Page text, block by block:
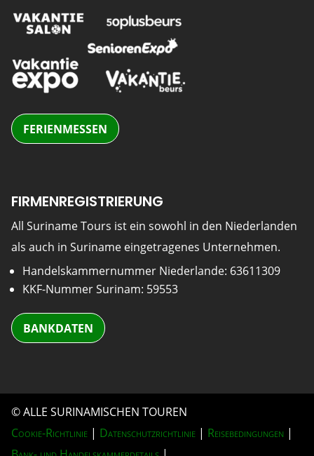
FERIENMESSEN
FIRMENREGISTRIERUNG
All Suriname Tours ist ein sowohl in den Niederlanden
als auch in Suriname eingetragenes Unternehmen.
Handelskammernummer Niederlande: 63611309
KKF-Nummer Surinam: 59553
BANKDATEN
© ALLE SURINAMISCHEN TOUREN
Cookie-Richtlinie| Datenschutzrichtlinie| Reisebedingungen|